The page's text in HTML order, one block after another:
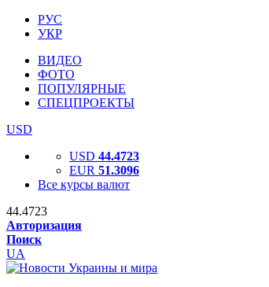
РУС
УКР
ВИДЕО
ФОТО
ПОПУЛЯРНЫЕ
СПЕЦПРОЕКТЫ
USD
USD 44.4723
EUR 51.3096
Все курсы валют
44.4723
Авторизация
Поиск
UA